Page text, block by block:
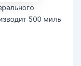
500 миль